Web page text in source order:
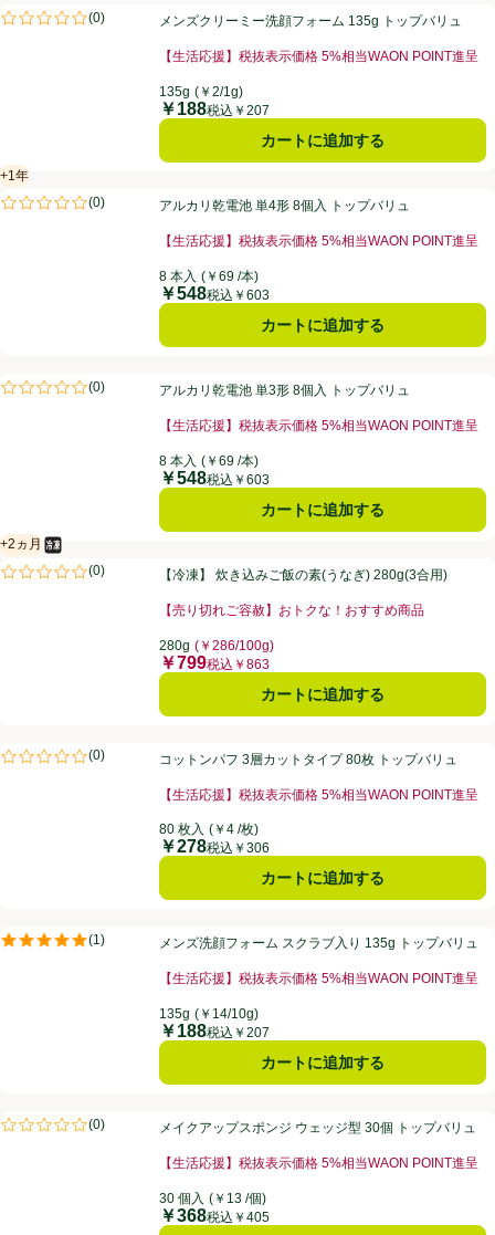
メンズクリーミー洗顔フォーム 135g トップバリュ
(0)
評価は0件のレビューで5点中0.0点。メンズクリーミー洗顔フォーム 135g トップバリュ
【生活応援】税抜表示価格 5%相当WAON POINT進呈
135g (￥2/1g)
価格
￥188税込￥207
カートに追加する
アルカリ乾電池 単4形 8個入 トップバリュ
+1年
賞味・消費期限保証：１年
(0)
評価は0件のレビューで5点中0.0点。アルカリ乾電池 単4形 8個入 トップバリュ
【生活応援】税抜表示価格 5%相当WAON POINT進呈
8 本入 (￥69 /本)
価格
￥548税込￥603
カートに追加する
アルカリ乾電池 単3形 8個入 トップバリュ
(0)
評価は0件のレビューで5点中0.0点。アルカリ乾電池 単3形 8個入 トップバリュ
【生活応援】税抜表示価格 5%相当WAON POINT進呈
8 本入 (￥69 /本)
価格
￥548税込￥603
カートに追加する
【冷凍】 炊き込みご飯の素(うなぎ) 280g(3合用)
+2ヵ月
賞味・消費期限保証：2ヵ月
冷凍食品
(0)
評価は0件のレビューで5点中0.0点。【冷凍】 炊き込みご飯の素(うなぎ) 280g(3合用)
【売り切れご容赦】おトクな！おすすめ商品
280g (￥286/100g)
価格
￥799税込￥863
カートに追加する
コットンパフ 3層カットタイプ 80枚 トップバリュ
(0)
評価は0件のレビューで5点中0.0点。コットンパフ 3層カットタイプ 80枚 トップバリュ
【生活応援】税抜表示価格 5%相当WAON POINT進呈
80 枚入 (￥4 /枚)
価格
￥278税込￥306
カートに追加する
メンズ洗顔フォーム スクラブ入り 135g トップバリュ
(1)
評価は1件のレビューで5点中5.0点。メンズ洗顔フォーム スクラブ入り 135g トップバリュ
【生活応援】税抜表示価格 5%相当WAON POINT進呈
135g (￥14/10g)
価格
￥188税込￥207
カートに追加する
メイクアップスポンジ ウェッジ型 30個 トップバリュ
(0)
評価は0件のレビューで5点中0.0点。メイクアップスポンジ ウェッジ型 30個 トップバリュ
【生活応援】税抜表示価格 5%相当WAON POINT進呈
30 個入 (￥13 /個)
価格
￥368税込￥405